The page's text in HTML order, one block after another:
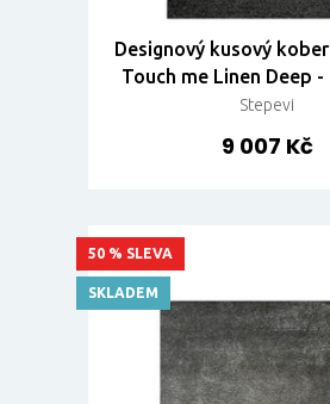
Designový kusový
Touch me Linen Deep -
Stepevi
9 007 Kč
50 % SLEVA
SKLADEM